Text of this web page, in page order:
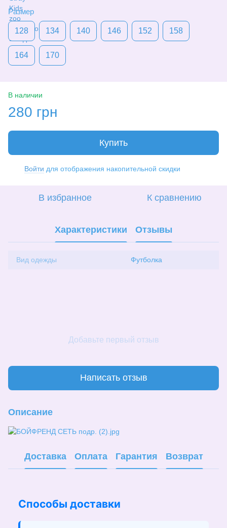
Размер
128 134 140 146 152 158
164 170
В наличии
280 грн
Купить
Войти для отображения накопительной скидки
В избранное К сравнению
Характеристики Отзывы
Вид одежды Футболка
Добавьте первый отзыв
Написать отзыв
Описание
Доставка Оплата Гарантия Возврат
Способы доставки